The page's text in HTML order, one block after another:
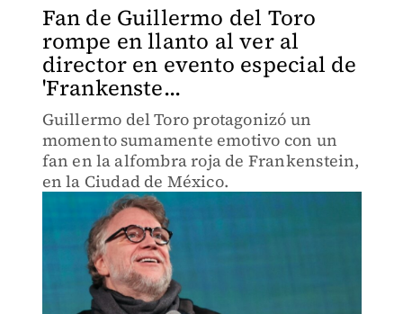
Fan de Guillermo del Toro
rompe en llanto al ver al
director en evento especial de
'Frankenste...
Guillermo del Toro protagonizó un
momento sumamente emotivo con un
fan en la alfombra roja de Frankenstein,
en la Ciudad de México.